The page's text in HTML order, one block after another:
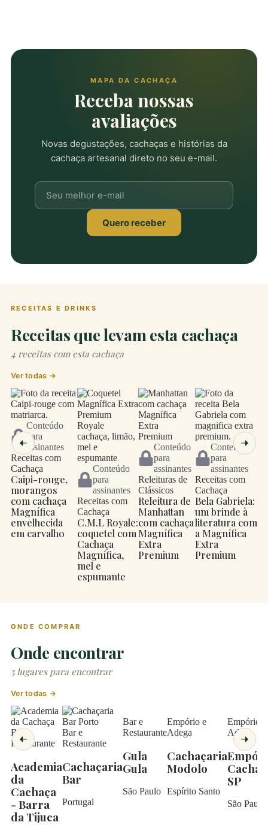
MAPA DA CACHAÇA
Receba nossas
avaliações
Novas degustações, cachaças e histórias da
cachaça artesanal direto no seu e-mail.
Quero receber
RECEITAS E DRINKS
Receitas que levam esta cachaça
4 receitas com esta cachaça
Ver todas →
Conteúdo
para
assinantes
Receitas com
Cachaça
Caipi-rouge,
morangos
com cachaça
Magnífica
envelhecida
em carvalho
Conteúdo
para
assinantes
Receitas com
Cachaça
C.M.L Royale:
coquetel com
Cachaça
Magnífica,
mel e
espumante
Conteúdo
para
assinantes
Releituras de
Clássicos
Releitura de
Manhattan
com cachaça
Magnífica
Extra
Premium
Conteúdo
para
assinantes
Receitas com
Cachaça
Bela Gabriela:
um brinde à
literatura com
a Magnífica
Extra
Premium
ONDE COMPRAR
Onde encontrar
5 lugares para encontrar
Ver todas →
Bar e
Restaurante
Academia
da
Cachaça
- Barra
da Tijuca
Bar e
Restaurante
Cachaçaria
Bar
Portugal
Bar e
Restaurante
Gula
Gula
São Paulo
Empório e
Adega
Cachaçaria
Modolo
Espírito Santo
Empório e
Adega
SP
São Paulo